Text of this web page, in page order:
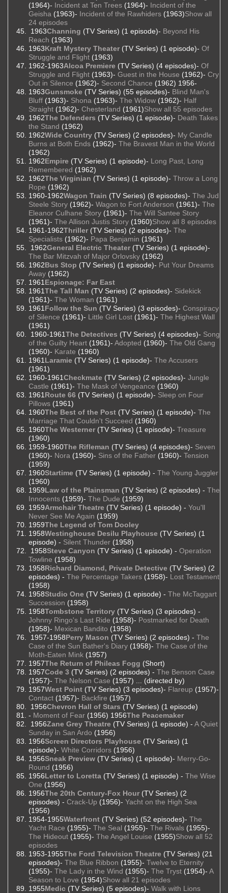
(1964)- Incident at Ten Trees (1964)- Incident of the
Geisha (1963)- Incident of the Rawhiders (1963)Show all
24 episodes
1963Channing (TV Series) (1 episode)- Beyond His
Reach (1963)
1963Kraft Mystery Theater (TV Series) (1 episode)- Of
Struggle and Flight (1963)
1962-1963Alcoa Premiere (TV Series) (4 episodes)- Of
Struggle and Flight (1963)- Guest in the House (1962)- Cry
Out in Silence (1962)- Second Chance (1962) 1956-
1963Gunsmoke (TV Series) (55 episodes)- Blind Man's
Bluff (1963)- Shona (1963)- The Widow (1962)- Half
Straight (1962)- Chesterland (1961)Show all 55 episodes
1962The Defenders (TV Series) (1 episode)- Death Takes
the Stand (1962)
1962Wide Country (TV Series) (2 episodes)- My Candle
Burns at Both Ends (1962)- The Bravest Man in the World
(1962)
1962Empire (TV Series) (1 episode)- Long Past, Long
Remembered (1962)
1962The Virginian (TV Series) (1 episode)- Throw a Long
Rope (1962)
1960-1962Wagon Train (TV Series) (8 episodes)- The Jud
Steele Story (1962)- Wagon to Fort Anderson (1961)- The
Eleanor Culhane Story (1961)- The Will Santee Story
(1961)- The Allison Justis Story (1960)Show all 8 episodes
1961-1962Thriller (TV Series) (2 episodes)- The
Specialists (1962)- Papa Benjamin (1961)
1962General Electric Theater (TV Series) (1 episode)-
The Bar Mitzvah of Major Orlovsky (1962)
1962Bus Stop (TV Series) (1 episode)- Put Your Dreams
Away (1962)
1961 Espionage: Far East
1961The Tall Man (TV Series) (2 episodes)- Sidekick
(1961)- The Woman (1961)
1961 Follow the Sun (TV Series) (3 episodes)- Conspiracy
of Silence (1961)- Little Girl Lost (1961)- The Highest Wall
(1961)
1960-1961The Detectives (TV Series) (4 episodes)- Song
of the Guilty Heart (1961)- Adopted (1960)- The Old Gang
(1960)- Karate (1960)
1961 Laramie (TV Series) (1 episode)- The Accusers
(1961)
1960-1961Checkmate (TV Series) (2 episodes)- Jungle
Castle (1961)- The Mask of Vengeance (1960)
1961 Route 66 (TV Series) (1 episode)- Sleep on Four
Pillows (1961)
1960The Best of the Post (TV Series) (1 episode)- The
Marriage That Couldn't Succeed (1960)
1960The Westerner (TV Series) (1 episode)- Treasure
(1960)
1959-1960The Rifleman (TV Series) (4 episodes)- Seven
(1960)- Nora (1960)- Sins of the Father (1960)- Tension
(1959)
1960Startime (TV Series) (1 episode) - The Young Juggler
(1960)
1959Law of the Plainsman (TV Series) (2 episodes) - The
Innocents (1959)- The Dude (1959)
1959Armchair Theatre (TV Series) (1 episode) - You'll
Never See Me Again (1959)
1959The Legend of Tom Dooley
1958Westinghouse Desilu Playhouse (TV Series) (1
episode) - Silent Thunder (1958)
1958Steve Canyon (TV Series) (1 episode) - Operation
Towline (1958)
1958Richard Diamond, Private Detective (TV Series) (2
episodes) - The Percentage Takers (1958)- Lost Testament
(1958)
1958Studio One (TV Series) (1 episode) - The McTaggart
Succession (1958)
1958Tombstone Territory (TV Series) (3 episodes) -
Johnny Ringo's Last Ride (1958)- Postmarked for Death
(1958)- Mexican Bandito (1958)
1957-1958Perry Mason (TV Series) (2 episodes) - The
Case of the Sun Bather's Diary (1958)- The Case of the
Moth-Eaten Mink (1957)
1957The Return of Phileas Fogg (Short)
1957Code 3 (TV Series) (2 episodes) - The Benson Case
(1957)- The Nelson Case (1957) ... (directed by)
1957West Point (TV Series) (3 episodes)- Flareup (1957)-
Contact (1957)- Backfire (1957)
1956Chevron Hall of Stars (TV Series) (1 episode)
- Moment of Fear (1956) 1956The Peacemaker
1956Zane Grey Theatre (TV Series) (1 episode) - A Quiet
Sunday in San Ardo (1956)
1956Screen Directors Playhouse (TV Series) (1
episode)- White Corridors (1956)
1956Sneak Preview (TV Series) (1 episode)- Merry-Go-
Round (1956)
1956Letter to Loretta (TV Series) (1 episode) - The Wise
One (1956)
1956The 20th Century-Fox Hour (TV Series) (2
episodes) - Crack-Up (1956)- Yacht on the High Sea
(1956)
1954-1955Waterfront (TV Series) (52 episodes)- The
Yacht Race (1955)- The Seal (1955)- The Rivals (1955)-
The Hideout (1955)- The Angel Louise (1955)Show all 52
episodes
1953-1955The Ford Television Theatre (TV Series) (21
episodes)- The Blue Ribbon (1955)- Twelve to Eternity
(1955)- The Lady in the Wind (1955)- The Tryst (1954)- A
Season to Love (1954)Show all 21 episodes
1955Medic (TV Series) (5 episodes)- Walk with Lions